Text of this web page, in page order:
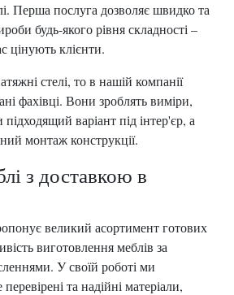
Перша послуга дозволяє швидко та
будь-якого рівня складності –
цінують клієнти.
стелі, то в нашій компанії
фахівці. Вони зроблять виміри,
варіант під інтер'єр, а
монтаж конструкції.
з доставкою в
великий асортимент готових
виготовлення меблів за
У своїй роботі ми
та надійні матеріали,